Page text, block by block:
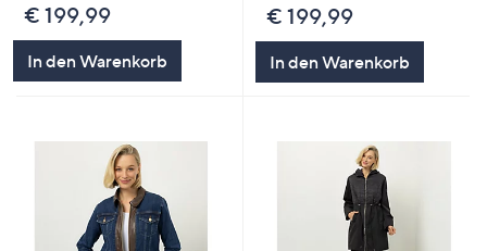
€ 199,99
In den Warenkorb
€ 199,99
In den Warenkorb